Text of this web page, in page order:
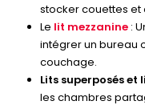
stocker couettes et
Le lit mezzanine :
intégrer un bureau
couchage.
Lits superposés
les chambres